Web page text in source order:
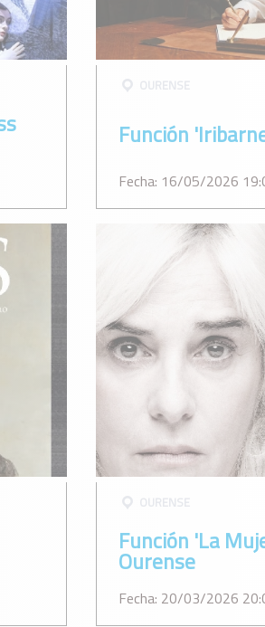
OURENSE
Función
Fecha: 16/05/2026
OURENSE
Función 'La
Ourense
Fecha: 20/03/2026